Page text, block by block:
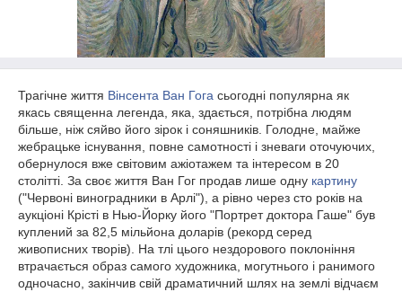
Трагічне життя Вінсента Ван Гога сьогодні популярна як
якась священна легенда, яка, здається, потрібна людям
більше, ніж сяйво його зірок і соняшників. Голодне, майже
жебрацьке існування, повне самотності і зневаги оточуючих,
обернулося вже світовим ажіотажем та інтересом в 20
столітті. За своє життя Ван Гог продав лише одну картину
("Червоні виноградники в Арлі"), а рівно через сто років на
аукціоні Крісті в Нью-Йорку його "Портрет доктора Гаше" був
куплений за 82,5 мільйона доларів (рекорд серед
живописних творів). На тлі цього нездорового поклоніння
втрачається образ самого художника, могутнього і ранимого
одночасно, закінчив свій драматичний шлях на землі відчаєм